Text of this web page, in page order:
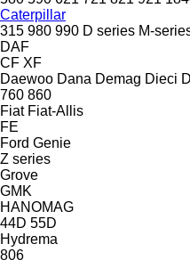
Caterpillar
315 980 990 D series M-
DAF
CF XF
Daewoo Dana Demag Dieci
760 860
Fiat Fiat-Allis
FE
Ford Genie
Z series
Grove
GMK
HANOMAG
44D 55D
Hydrema
806